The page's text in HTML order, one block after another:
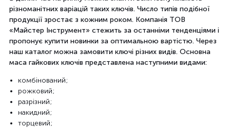
різноманітних варіацій таких ключів. Число типів подібної
продукції зростає з кожним роком. Компанія ТОВ
«Майстер Інструмент» стежить за останніми тенденціями і
пропонує купити новинки за оптимальною вартістю. Через
наш каталог можна замовити ключі різних видів. Основна
маса гайкових ключів представлена наступними видами:
комбінований;
рожковий;
разрізний;
накидний;
торцевий;